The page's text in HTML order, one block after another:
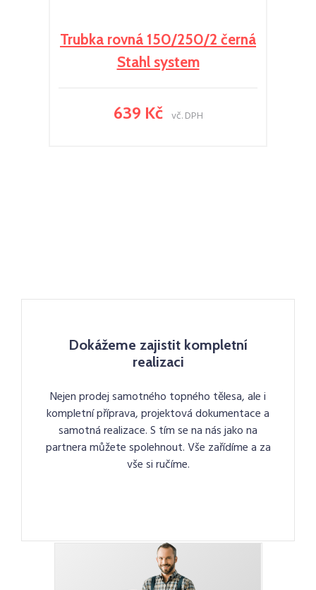
Trubka rovná 150/250/2 černá
Stahl system
639 Kč vč. DPH
Dokážeme zajistit kompletní
realizaci
Nejen prodej samotného topného tělesa, ale i
kompletní příprava, projektová dokumentace a
samotná realizace. S tím se na nás jako na
partnera můžete spolehnout. Vše zařídíme a za
vše si ručíme.